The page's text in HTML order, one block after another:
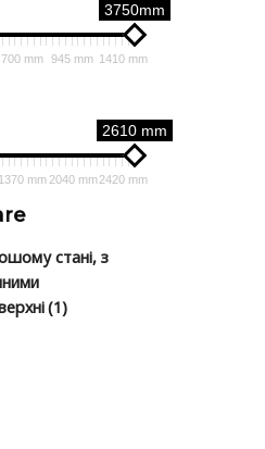
3750mm
700 mm 945 mm 1410 mm
2610 mm
1370 mm 2040 mm 2420 mm
стані, з
(1)